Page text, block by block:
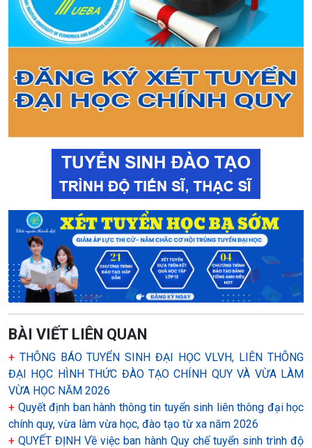
BÀI VIẾT LIÊN QUAN
+ THÔNG BÁO TUYỂN SINH ĐẠI HỌC VLVH, LIÊN THÔNG
ĐẠI HỌC HÌNH THỨC ĐÀO TẠO CHÍNH QUY VÀ VỪA LÀM
VỪA HỌC NĂM 2026
+ Quyết định ban hành thông tin tuyển sinh liên thông đại học
chính quy, vừa làm vừa học, đào tạo từ xa năm 2026
+ QUYẾT ĐỊNH Về việc ban hành Quy chế tuyển sinh trình độ